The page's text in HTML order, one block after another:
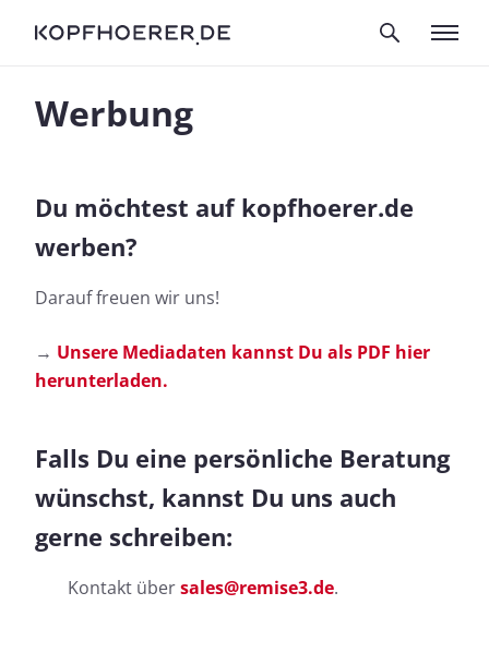
Werbung
Du möchtest auf kopfhoerer.de
werben?
Darauf freuen wir uns!
→ Unsere Mediadaten kannst Du als PDF hier
herunterladen.
Falls Du eine persönliche Beratung
wünschst, kannst Du uns auch
gerne schreiben:
Kontakt übersales@remise3.de.